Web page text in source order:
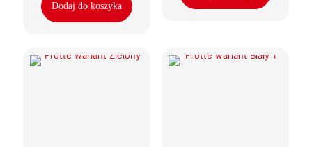
Dodaj do koszyka